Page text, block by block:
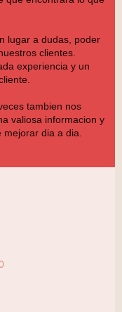
lugar a dudas, poder
clientes.
experiencia y un
tambien nos
valiosa informacion y
dia a dia.